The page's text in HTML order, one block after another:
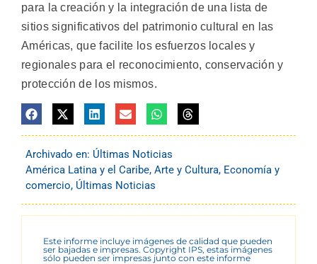
para la creación y la integración de una lista de
sitios significativos del patrimonio cultural en las
Américas, que facilite los esfuerzos locales y
regionales para el reconocimiento, conservación y
protección de los mismos.
Archivado en: Últimas Noticias
América Latina y el Caribe, Arte y Cultura, Economía y
comercio, Últimas Noticias
Este informe incluye imágenes de calidad que pueden
ser bajadas e impresas. Copyright IPS, estas imágenes
sólo pueden ser impresas junto con este informe